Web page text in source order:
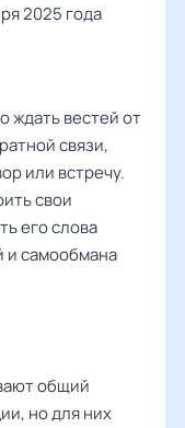
2025 года
ждать вестей от
связи,
или встречу.
свои
его слова
и самообмана
общий
но для них